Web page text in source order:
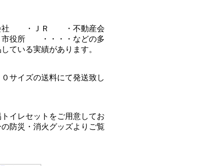
社 ・ＪＲ ・不動産会
所 ・・・・などの多
ている実績があります。
サイズの送料にて発送致し
イレセットをご用意してお
防災・消火グッズよりご覧